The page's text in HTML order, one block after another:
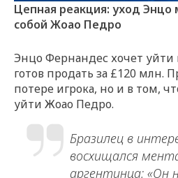
Цепная реакция: уход Энцо
собой Жоао Педро
Энцо Фернандес хочет уйти
готов продать за £120 млн.
потере игрока, но и в том,
уйти Жоао Педро.
Бразилец в
восхищался
аргентинца: «Он